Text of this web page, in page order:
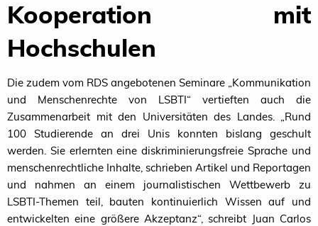
Kooperation mit
Hochschulen
Die zudem vom RDS angebotenen Seminare „Kommunikation
und Menschenrechte von LSBTI“ vertieften auch die
Zusammenarbeit mit den Universitäten des Landes. „Rund
100 Studierende an drei Unis konnten bislang geschult
werden. Sie erlernten eine diskriminierungsfreie Sprache und
menschenrechtliche Inhalte, schrieben Artikel und Reportagen
und nahmen an einem journalistischen Wettbewerb zu
LSBTI-Themen teil, bauten kontinuierlich Wissen auf und
entwickelten eine größere Akzeptanz“, schreibt Juan Carlos